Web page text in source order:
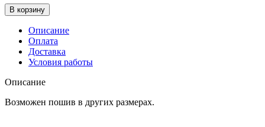
Описание
Оплата
Доставка
Условия работы
Описание
Возможен пошив в других размерах.